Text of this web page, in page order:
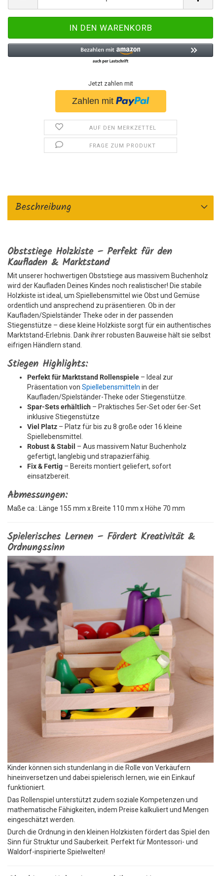
Jetzt zahlen mit
AUF DEN MERKZETTEL
FRAGE ZUM PRODUKT
Beschreibung
Obststiege Holzkiste – Perfekt für den
Kaufladen & Marktstand
Mit unserer hochwertigen Obststiege aus massivem Buchenholz
wird der Kaufladen Deines Kindes noch realistischer! Die stabile
Holzkiste ist ideal, um Spiellebensmittel wie Obst und Gemüse
ordentlich und ansprechend zu präsentieren. Ob in der
Kaufladen/Spielständer Theke oder in der passenden
Stiegenstütze – diese kleine Holzkiste sorgt für ein authentisches
Marktstand-Erlebnis. Dank ihrer robusten Bauweise hält sie selbst
eifrigen Händlern stand.
Stiegen Highlights:
Perfekt für Marktstand Rollenspiele – Ideal zur
Präsentation von Spiellebensmitteln in der
Kaufladen/Spielständer-Theke oder Stiegenstütze.
Spar-Sets erhältlich – Praktisches 5er-Set oder 6er-Set
inklusive Stiegenstütze
Viel Platz – Platz für bis zu 8 große oder 16 kleine
Spiellebensmittel.
Robust & Stabil – Aus massivem Natur Buchenholz
gefertigt, langlebig und strapazierfähig.
Fix & Fertig – Bereits montiert geliefert, sofort
einsatzbereit.
Abmessungen:
Maße ca.: Länge 155 mm x Breite 110 mm x Höhe 70 mm
Spielerisches Lernen – Fördert Kreativität &
Ordnungssinn
Kinder können sich stundenlang in die Rolle von Verkäufern
hineinversetzen und dabei spielerisch lernen, wie ein Einkauf
funktioniert.
Das Rollenspiel unterstützt zudem soziale Kompetenzen und
mathematische Fähigkeiten, indem Preise kalkuliert und Mengen
eingeschätzt werden.
Durch die Ordnung in den kleinen Holzkisten fördert das Spiel den
Sinn für Struktur und Sauberkeit. Perfekt für Montessori- und
Waldorf-inspirierte Spielwelten!